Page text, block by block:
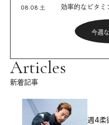
08.08 土 効率的なビタミ
今週
Articles
新着記事
週4柔